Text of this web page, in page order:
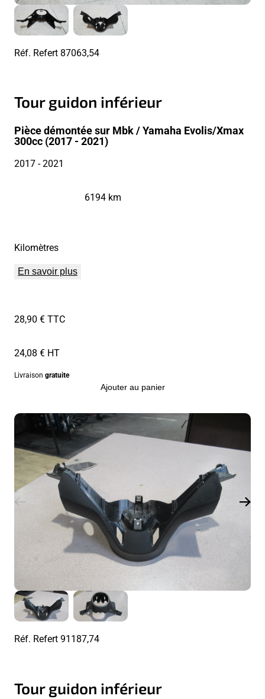
Réf. Refert 87063,54
Tour guidon inférieur
Pièce démontée sur Mbk / Yamaha Evolis/Xmax
300cc (2017 - 2021)
2017- 2021
Kilomètres
6194 km
En savoir plus
28,90 € TTC
24,08 € HT
Livraison gratuite
Ajouter au panier
Réf. Refert91187,74
Tour guidon inférieur